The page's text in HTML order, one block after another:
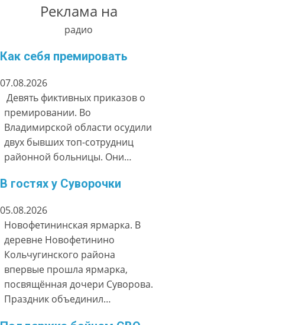
Реклама на
радио
Как себя премировать
07.08.2026
Девять фиктивных приказов о
премировании. Во
Владимирской области осудили
двух бывших топ-сотрудниц
районной больницы. Они…
В гостях у Суворочки
05.08.2026
Новофетининская ярмарка. В
деревне Новофетинино
Кольчугинского района
впервые прошла ярмарка,
посвящённая дочери Суворова.
Праздник объединил…